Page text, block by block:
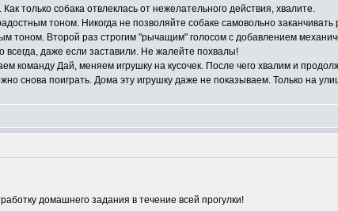
только собака отвлеклась от нежелательного действия, хвалите.
тоном. Никогда не позволяйте собаке самовольно заканчивать
Второй раз строгим "рычащим" голосом с добавлением
всегда, даже если заставили. Не жалейте похвалы!
команду Дай, меняем игрушку на кусочек. После чего хвалим и
снова поиграть. Дома эту игрушку даже не показываем. Только на
домашнего задания в течение всей прогулки!